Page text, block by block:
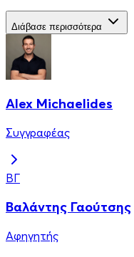
Διάβασε περισσότερα
Alex Michaelides
Συγγραφέας
ΒΓ
Βαλάντης Γαούτσης
Αφηγητής